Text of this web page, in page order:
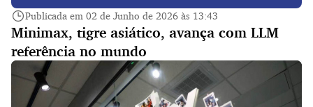
Publicada em 02 de Junho de 2026 às 13:43
Minimax, tigre asiático, avança com LLM
referência no mundo